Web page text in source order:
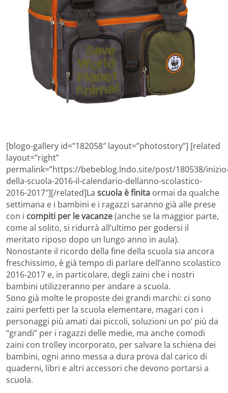
[blogo-gallery id=”182058″ layout=”photostory”] [related
layout=”right”
permalink=”https://bebeblog.lndo.site/post/180538/
della-scuola-2016-il-calendario-dellanno-scolastico-
2016-2017″][/related]La scuola è finita ormai da qualche
settimana e i bambini e i ragazzi saranno già alle prese
con i compiti per le vacanze(anche se la maggior parte,
come al solito, si ridurrà all’ultimo per godersi il
meritato riposo dopo un lungo anno in aula).
Nonostante il ricordo della fine della scuola sia ancora
freschissimo, è già tempo di parlare dell’anno scolastico
2016-2017 e, in particolare, degli zaini che i nostri
bambini utilizzeranno per andare a scuola.
Sono già molte le proposte dei grandi marchi: ci sono
zaini perfetti per la scuola elementare, magari con i
personaggi più amati dai piccoli, soluzioni un po’ più da
“grandi” per i ragazzi delle medie, ma anche comodi
zaini con trolley incorporato, per salvare la schiena dei
bambini, ogni anno messa a dura prova dal carico di
quaderni, libri e altri accessori che devono portarsi a
scuola.